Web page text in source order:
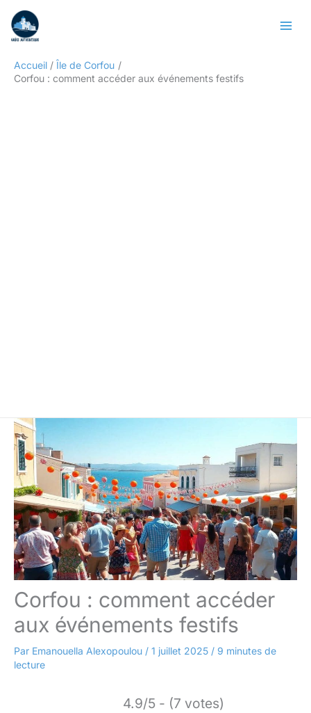
contenu
Accueil
Île de Corfou
Corfou : comment accéder aux événements festifs
Corfou : comment accéder
aux événements festifs
Par Emanouella Alexopoulou / 1 juillet 2025 / 9 minutes de
lecture
4.9/5 - (7 votes)
Rechercher